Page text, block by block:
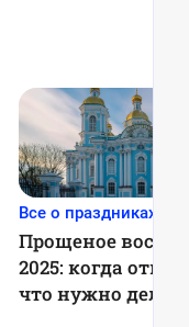
Все о праздниках
Прощеное
2025: когда
что нужно